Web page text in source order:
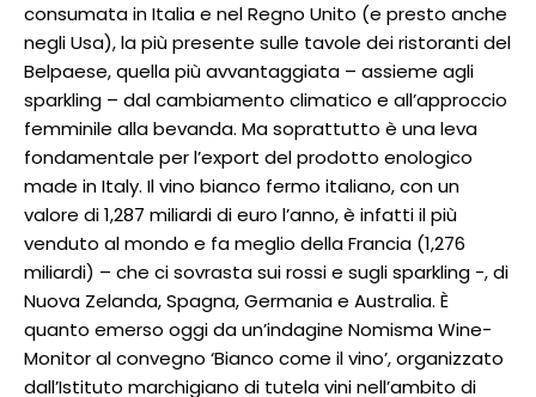
consumata in Italia e nel Regno Unito (e presto anche
negli Usa), la più presente sulle tavole dei ristoranti del
Belpaese, quella più avvantaggiata – assieme agli
sparkling – dal cambiamento climatico e all’approccio
femminile alla bevanda. Ma soprattutto è una leva
fondamentale per l’export del prodotto enologico
made in Italy. Il vino bianco fermo italiano, con un
valore di 1,287 miliardi di euro l’anno, è infatti il più
venduto al mondo e fa meglio della Francia (1,276
miliardi) – che ci sovrasta sui rossi e sugli sparkling -, di
Nuova Zelanda, Spagna, Germania e Australia. È
quanto emerso oggi da un’indagine Nomisma Wine-
Monitor al convegno ‘Bianco come il vino’, organizzato
dall’Istituto marchigiano di tutela vini nell’ambito di